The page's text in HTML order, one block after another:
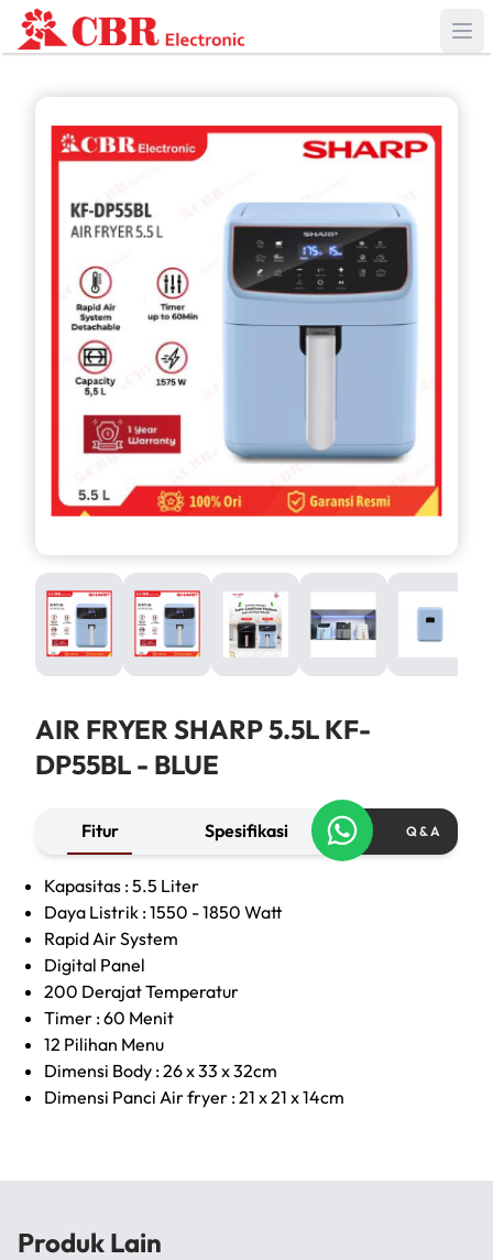
AIR FRYER SHARP 5.5L KF-
DP55BL - BLUE
Fitur Spesifikasi Q & A
Kapasitas : 5.5 Liter
Daya Listrik : 1550 - 1850 Watt
Rapid Air System
Digital Panel
200 Derajat Temperatur
Timer : 60 Menit
12 Pilihan Menu
Dimensi Body : 26 x 33 x 32cm
Dimensi Panci Air fryer : 21 x 21 x 14cm
Produk Lain